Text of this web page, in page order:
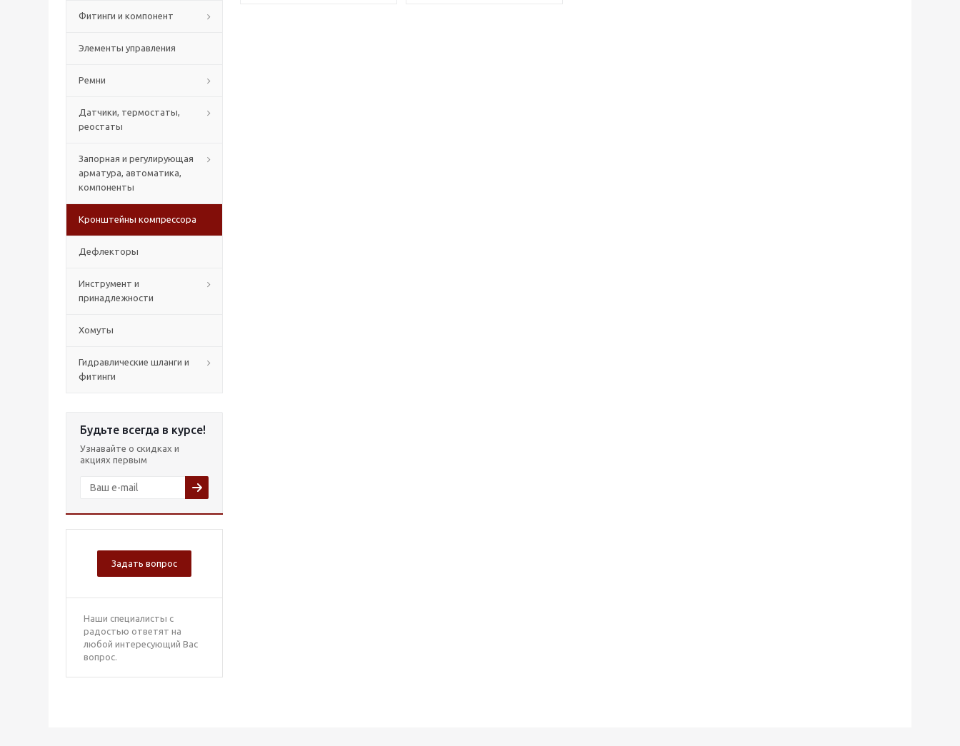
Фитинги и компонент
Элементы управления
Ремни
Датчики, термостаты,
реостаты
Запорная и регулирующая
арматура, автоматика,
компоненты
Кронштейны компрессора
Дефлекторы
Инструмент и
принадлежности
Хомуты
Гидравлические шланги и
фитинги
Будьте всегда в курсе!
Узнавайте о скидках и
акциях первым
Задать вопрос
Наши специалисты с
радостью ответят на
любой интересующий Вас
вопрос.